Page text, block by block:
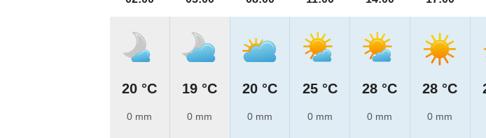
20 °C
0 mm
19 °C
0 mm
20 °C
0 mm
25 °C
0 mm
28 °C
0 mm
28 °C
0 mm